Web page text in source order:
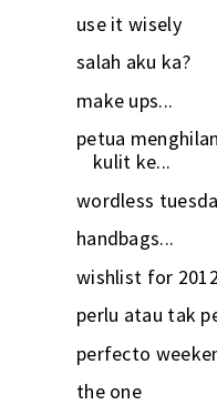
use it wisely
salah aku ka?
make ups...
petua
kulit ke...
wordless
handbags...
wishlist for 2012
perlu atau tak
perfecto
the one